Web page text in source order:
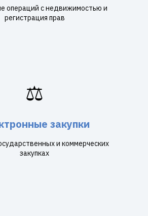
операций с недвижимостью и
регистрация прав
⚖️
закупки
и коммерческих
закупках